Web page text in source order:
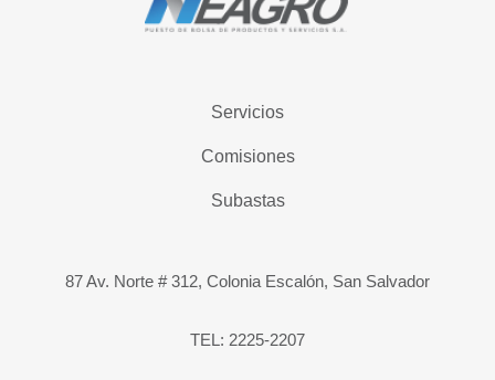
Servicios
Comisiones
Subastas
87 Av. Norte # 312, Colonia Escalón, San Salvador
TEL: 2225-2207